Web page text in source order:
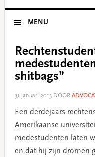
MENU
shitbags”
31 januari 2013DOOR
Een derdejaars
Amerikaanse
medestudenten laten
en dat hij zijn dromen